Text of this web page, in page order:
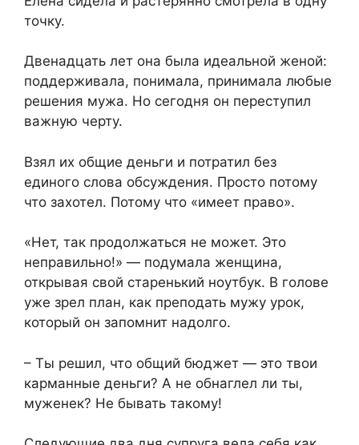
точку.
Двенадцать лет она была идеальной женой:
поддерживала, понимала, принимала любые
решения мужа. Но сегодня он переступил
важную черту.
Взял их общие деньги и потратил без
единого слова обсуждения. Просто потому
что захотел. Потому что «имеет право».
«Нет, так продолжаться не может. Это
неправильно!» — подумала женщина,
открывая свой старенький ноутбук. В голове
уже зрел план, как преподать мужу урок,
который он запомнит надолго.
– Ты решил, что общий бюджет — это твои
карманные деньги? А не обнаглел ли ты,
муженек? Не бывать такому!